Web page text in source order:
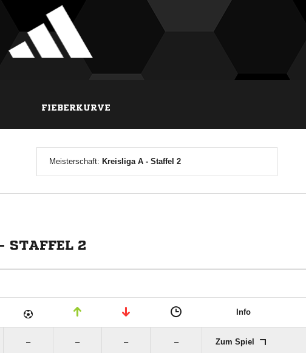
FIEBERKURVE
Meisterschaft: Kreisliga A - Staffel 2
STAFFEL 2
Info
– – – – Zum Spiel